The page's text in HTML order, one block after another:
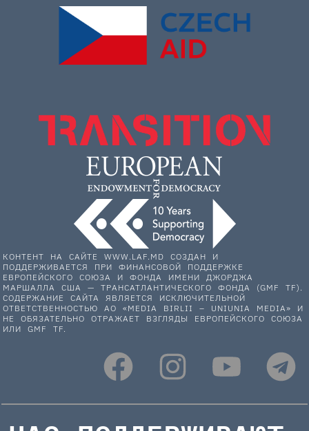
КОНТЕНТ НА САЙТЕ WWW.LAF.MD СОЗДАН И
ПОДДЕРЖИВАЕТСЯ ПРИ ФИНАНСОВОЙ ПОДДЕРЖКЕ
ЕВРОПЕЙСКОГО СОЮЗА И ФОНДА ИМЕНИ ДЖОРДЖА
МАРШАЛЛА США — ТРАНСАТЛАНТИЧЕСКОГО ФОНДА (GMF TF).
СОДЕРЖАНИЕ САЙТА ЯВЛЯЕТСЯ ИСКЛЮЧИТЕЛЬНОЙ
ОТВЕТСТВЕННОСТЬЮ АО «MEDIA BIRLII – UNIUNIA MEDIA» И
НЕ ОБЯЗАТЕЛЬНО ОТРАЖАЕТ ВЗГЛЯДЫ ЕВРОПЕЙСКОГО СОЮЗА
ИЛИ GMF TF.